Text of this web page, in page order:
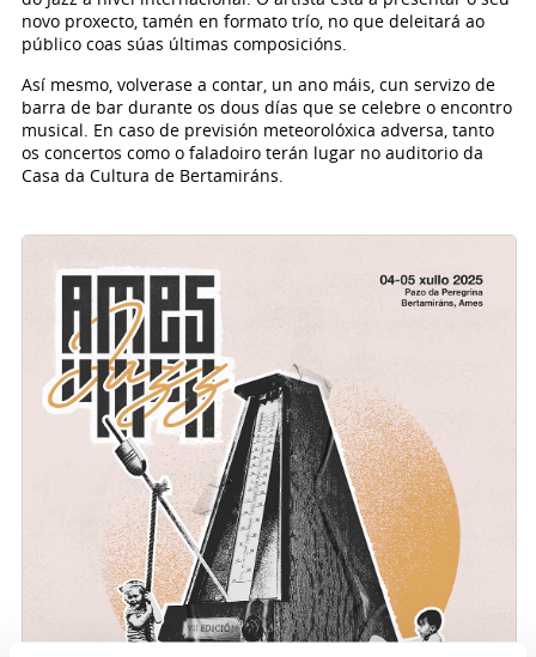
novo proxecto, tamén en formato trío, no que deleitará ao
público coas súas últimas composicións.
Así mesmo, volverase a contar, un ano máis, cun servizo de
barra de bar durante os dous días que se celebre o encontro
musical. En caso de previsión meteorolóxica adversa, tanto
os concertos como o faladoiro terán lugar no auditorio da
Casa da Cultura de Bertamiráns.